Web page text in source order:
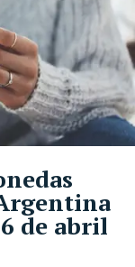
de abril